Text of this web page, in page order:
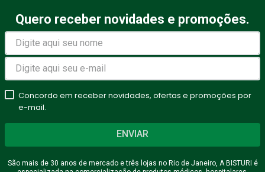
Avalie o produto de 1 a 5
estrelas
★★★★★
Seu nome
Quero receber novidades e promoções.
Concordo em receber novidades, ofertas e promoções por
e-mail.
ENVIAR
São mais de 30 anos de mercado e três lojas no Rio de Janeiro, A BISTURI é